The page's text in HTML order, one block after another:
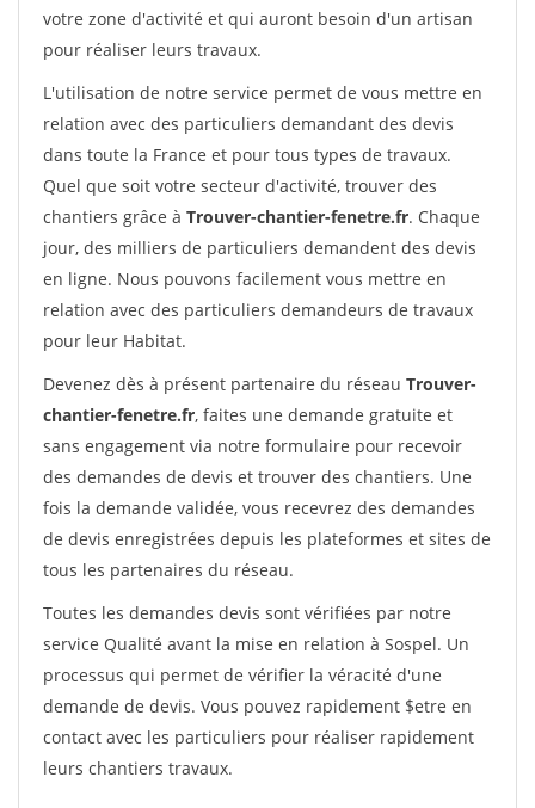
votre zone d'activité et qui auront besoin d'un artisan
pour réaliser leurs travaux.
L'utilisation de notre service permet de vous mettre en
relation avec des particuliers demandant des devis
dans toute la France et pour tous types de travaux.
Quel que soit votre secteur d'activité, trouver des
chantiers grâce à Trouver-chantier-fenetre.fr. Chaque
jour, des milliers de particuliers demandent des devis
en ligne. Nous pouvons facilement vous mettre en
relation avec des particuliers demandeurs de travaux
pour leur Habitat.
Devenez dès à présent partenaire du réseau Trouver-
chantier-fenetre.fr, faites une demande gratuite et
sans engagement via notre formulaire pour recevoir
des demandes de devis et trouver des chantiers. Une
fois la demande validée, vous recevrez des demandes
de devis enregistrées depuis les plateformes et sites de
tous les partenaires du réseau.
Toutes les demandes devis sont vérifiées par notre
service Qualité avant la mise en relation à Sospel. Un
processus qui permet de vérifier la véracité d'une
demande de devis. Vous pouvez rapidement $etre en
contact avec les particuliers pour réaliser rapidement
leurs chantiers travaux.